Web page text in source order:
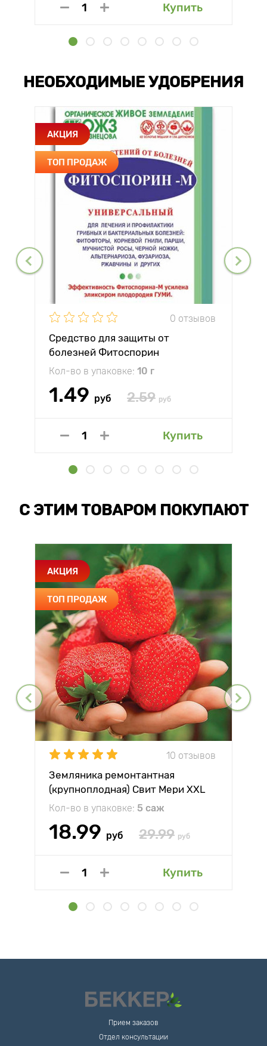
Купить
НЕОБХОДИМЫЕ УДОБРЕНИЯ
АКЦИЯ
ТОП ПРОДАЖ
0 отзывов
Средство для защиты от
болезней Фитоспорин
Кол-во в упаковке: 10 г
1.49 руб 2.59 руб
Купить
С ЭТИМ ТОВАРОМ ПОКУПАЮТ
АКЦИЯ
ТОП ПРОДАЖ
10 отзывов
Земляника ремонтантная
(крупноплодная) Свит Мери XXL
Кол-во в упаковке: 5 саж
18.99 руб 29.99 руб
Купить
Прием заказов
Отдел консультации